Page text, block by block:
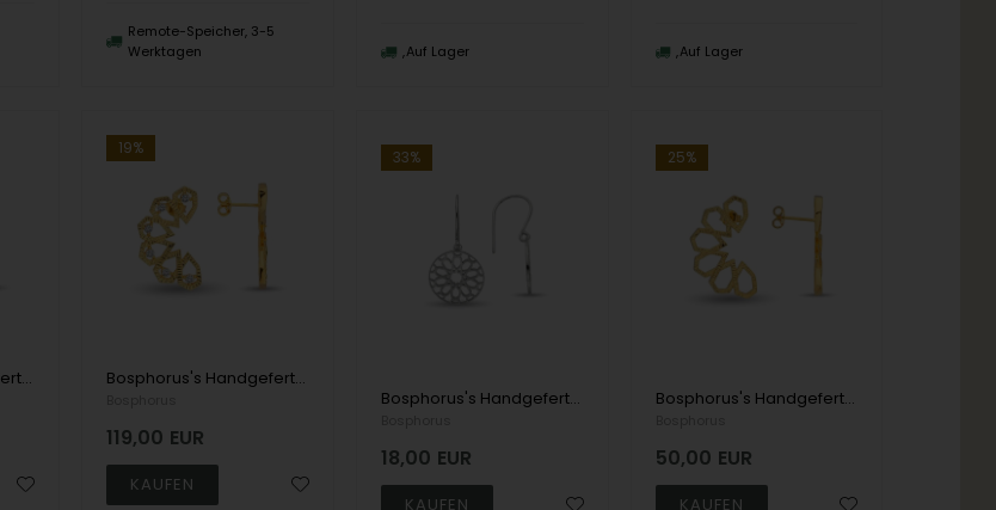
Remote-Speicher, 3-5
Werktagen
Auf Lager Auf Lager
Bosphorus's Handgefertigter Fingerring aus 8 Karat Gold mit kleinem Herzen
19%
Bosphorus's Handgefertigter Fingerring aus 14 Karat Gold mit kleinem Herzen
119,00 EUR
33%
Bosphorus's Handgefertigter Fingerring aus 8 Karat Gold mit kleinem Herzen
18,00 EUR
25%
Bosphorus's Handgefertigter Fingerring aus 14 Karat Gold mit kleinem Herzen
50,00 EUR